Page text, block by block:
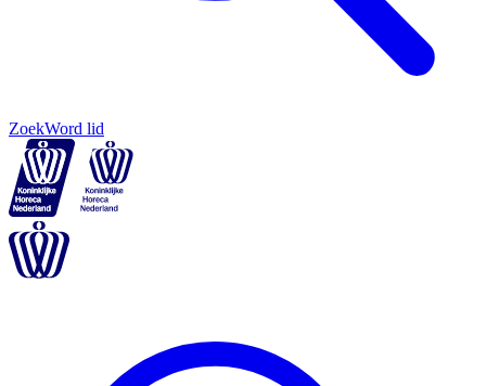
ZoekWord lid